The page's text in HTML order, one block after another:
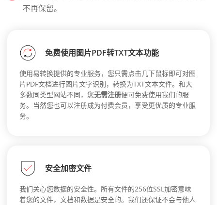
不再保留。
免费使用图片PDF转TXT文本功能
使用易转换提供的专业服务，您只需点击几下鼠标即可对图
片PDF文档进行图片文字识别，转换为TXT文本文件。和大
多数同类型网站不同，您无需注册便可免费使用我们的服
务。当然您也可以注册成为付费会员，享受更优质的专业服
务。
安全加密文件
我们关心您数据的安全性。所有文件的256位SSL加密意味
着您的文件，文档和数据是安全的。我们还保证不会与他人